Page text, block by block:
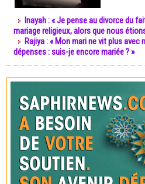
Inayah : « Je pense au divorce du
mariage religieux, alors que nous
Rajiya : « Mon mari ne vit plus avec
dépenses : suis-je encore mariée ? »